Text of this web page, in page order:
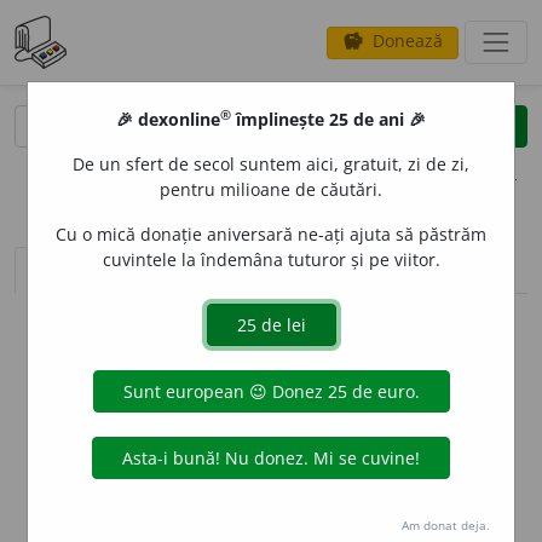
savings Donează
clear
opțiuni
sinteza definițiilor (1) definiții (1) declinări
info
Aceste definiții sunt compilate de
echipa dexonline. Definițiile
originale se află pe filadefiniții.
preferințe
🎉 dexonline® împlinește 25 de ani 🎉
De un sfert de secol suntem aici, gratuit, zi de zi,
pentru milioane de căutări.
Cu o mică donație aniversară ne-ați ajuta să păstrăm
cuvintele la îndemâna tuturor și pe viitor.
Am donat deja.